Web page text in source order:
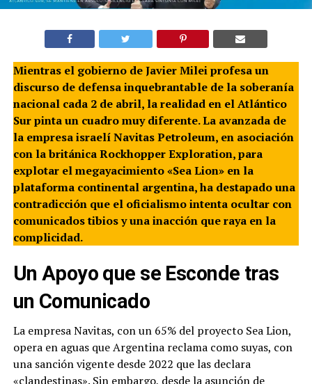
Mientras el gobierno de Javier Milei profesa un
discurso de defensa inquebrantable de la soberanía
nacional cada 2 de abril, la realidad en el Atlántico
Sur pinta un cuadro muy diferente. La avanzada de
la empresa israelí Navitas Petroleum, en asociación
con la británica Rockhopper Exploration, para
explotar el megayacimiento «Sea Lion» en la
plataforma continental argentina, ha destapado una
contradicción que el oficialismo intenta ocultar con
comunicados tibios y una inacción que raya en la
complicidad.
Un Apoyo que se Esconde tras
un Comunicado
La empresa Navitas, con un 65% del proyecto Sea Lion,
opera en aguas que Argentina reclama como suyas, con
una sanción vigente desde 2022 que las declara
«clandestinas». Sin embargo, desde la asunción de